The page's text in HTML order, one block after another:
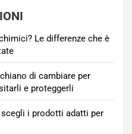
Le differenze che è
di cambiare per
e proteggerli
i prodotti adatti per